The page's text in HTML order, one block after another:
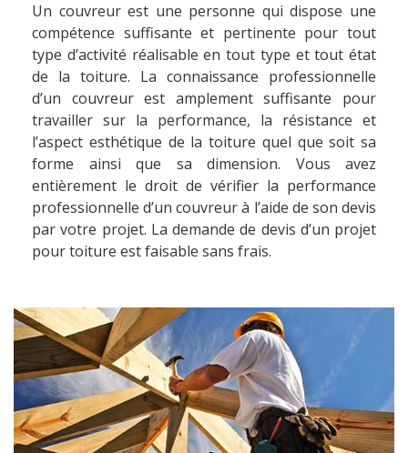
Un couvreur est une personne qui dispose une
compétence suffisante et pertinente pour tout
type d’activité réalisable en tout type et tout état
de la toiture. La connaissance professionnelle
d’un couvreur est amplement suffisante pour
travailler sur la performance, la résistance et
l’aspect esthétique de la toiture quel que soit sa
forme ainsi que sa dimension. Vous avez
entièrement le droit de vérifier la performance
professionnelle d’un couvreur à l’aide de son devis
par votre projet. La demande de devis d’un projet
pour toiture est faisable sans frais.